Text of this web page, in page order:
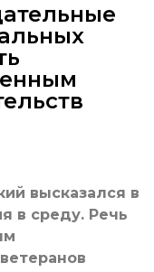
высказался в
в среду. Речь